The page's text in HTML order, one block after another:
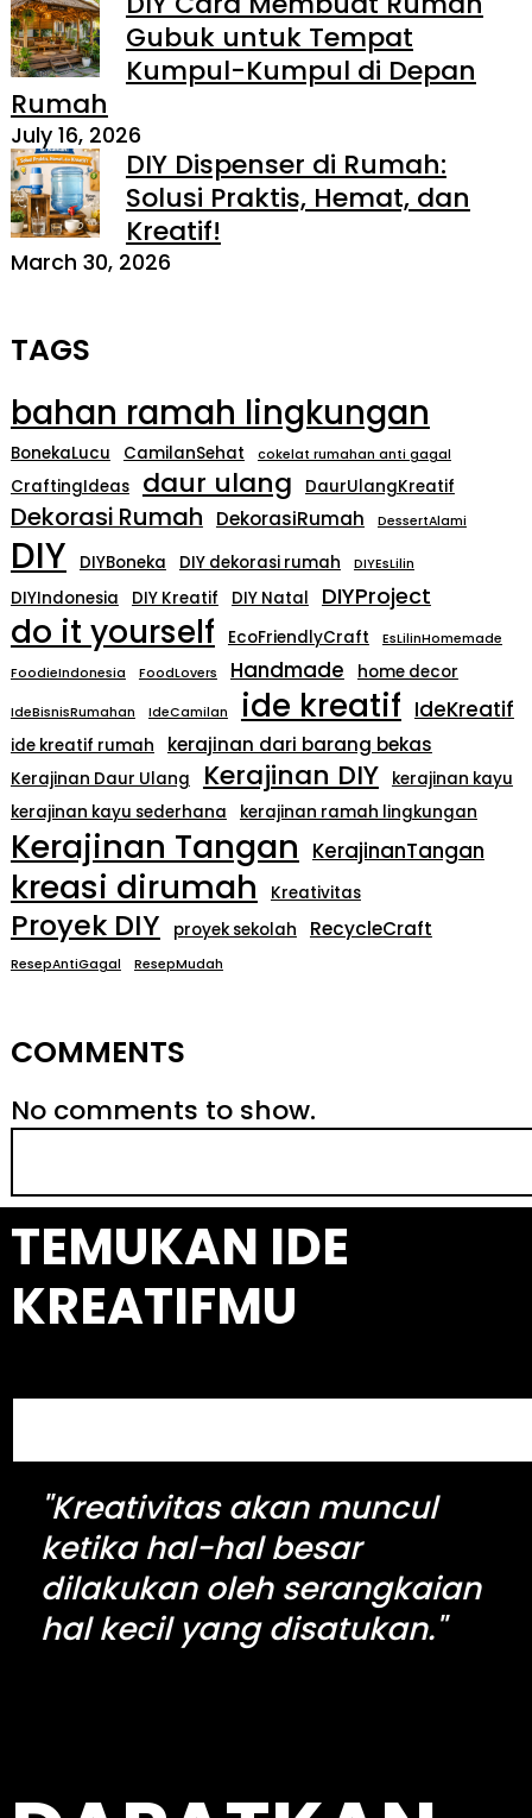
Gubuk untuk Tempat
Kumpul-Kumpul di Depan
Rumah
July 16, 2026
DIY Dispenser di Rumah:
Solusi Praktis, Hemat, dan
Kreatif!
March 30, 2026
TAGS
bahan ramah lingkungan
BonekaLucu CamilanSehat cokelat rumahan anti gagal
CraftingIdeas daur ulang DaurUlangKreatif
Dekorasi Rumah DekorasiRumah DessertAlami
DIY DIYBoneka DIY dekorasi rumah DIYEsLilin
DIYIndonesia DIY Kreatif DIY Natal DIYProject
do it yourself EcoFriendlyCraft
EsLilinHomemade
FoodieIndonesia
FoodLovers Handmade home decor
IdeBisnisRumahan IdeCamilan ide kreatif IdeKreatif
ide kreatif rumah kerajinan dari barang bekas
Kerajinan Daur Ulang Kerajinan DIY
kerajinan kayu
kerajinan kayu sederhana
kerajinan ramah lingkungan
Kerajinan Tangan KerajinanTangan
kreasi dirumah Kreativitas
Proyek DIY proyek sekolah RecycleCraft
ResepAntiGagal ResepMudah
COMMENTS
No comments to show.
a
r
c
h
TEMUKAN IDE
KREATIFMU
S
"Kreativitas akan muncul
ketika hal-hal besar
dilakukan oleh serangkaian
hal kecil yang disatukan."